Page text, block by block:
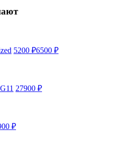
5200 ₽6500 ₽
27900 ₽
₽